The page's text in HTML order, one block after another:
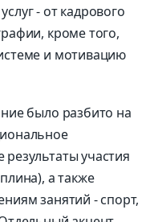
- от кадрового
кроме того,
и мотивацию
было разбито на
участия
а также
занятий - спорт,